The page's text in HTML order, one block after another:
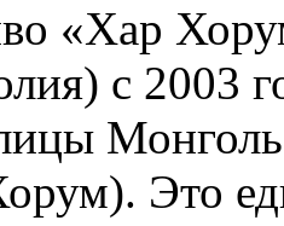
«Хар
с 2003
Это